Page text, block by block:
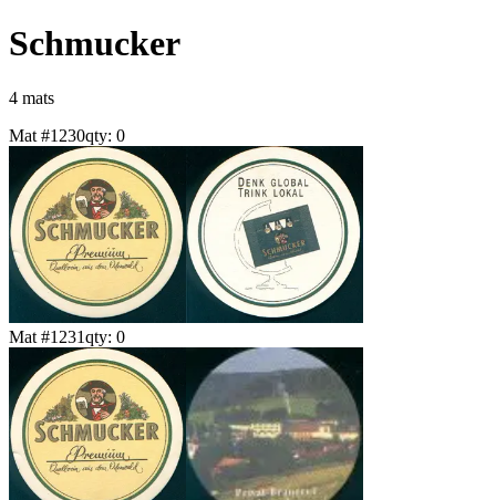
Schmucker
4 mats
Mat #1230qty: 0
Mat #1231qty: 0